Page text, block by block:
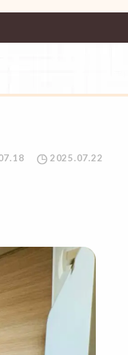
2025.07.22